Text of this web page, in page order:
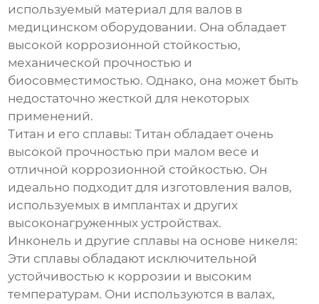
используемый материал для валов в
медицинском оборудовании. Она обладает
высокой коррозионной стойкостью,
механической прочностью и
биосовместимостью. Однако, она может быть
недостаточно жесткой для некоторых
применений.
Титан и его сплавы: Титан обладает очень
высокой прочностью при малом весе и
отличной коррозионной стойкостью. Он
идеально подходит для изготовления валов,
используемых в имплантах и других
высоконагруженных устройствах.
Инконель и другие сплавы на основе никеля:
Эти сплавы обладают исключительной
устойчивостью к коррозии и высоким
температурам. Они используются в валах,